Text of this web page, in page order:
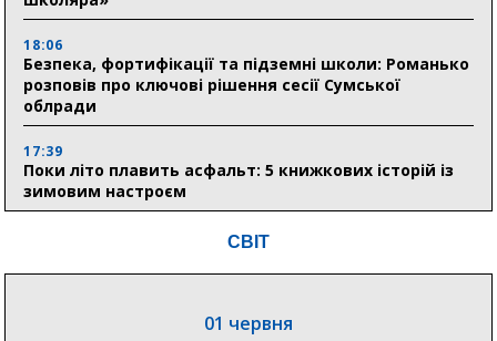
18:06
Безпека, фортифікації та підземні школи: Романько
розповів про ключові рішення сесії Сумської
облради
17:39
Поки літо плавить асфальт: 5 книжкових історій із
зимовим настроєм
УЗД та обладнання від партнерів із Німеччини
СВІТ
01 червня